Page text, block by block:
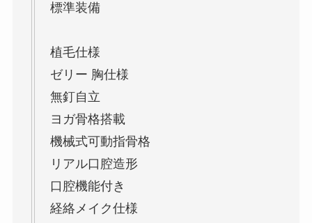
標準装備
植毛仕様
ゼリー 胸仕様
無釘自立
ヨガ骨格搭載
機械式可動指骨格
リアル口腔造形
口腔機能付き
経絡メイク仕様